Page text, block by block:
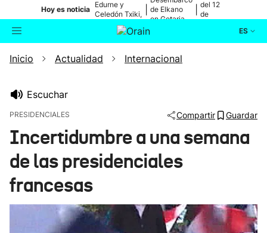
Hoy es noticia
Edurne y
Celedón Txiki,
en directo
de Elkano
en Getaria
del 12
de
ES
Buscador Actualidad
Ikusmiran
Inicio Actualidad Internacional
Escuchar
PRESIDENCIALES Compartir Guardar
Incertidumbre a una semana
de las presidenciales
francesas